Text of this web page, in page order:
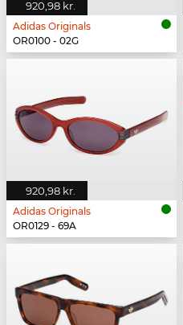
920,98 kr.
Adidas Originals
OR0100 - 02G
920,98 kr.
Adidas Originals
OR0129 - 69A